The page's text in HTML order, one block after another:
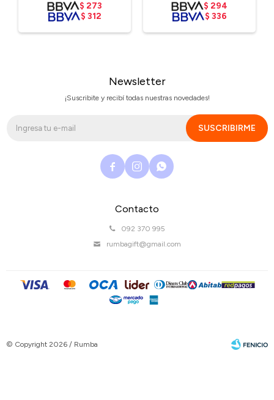
$ 273
$ 312
$ 294
$ 336
Contacto
092 370 995
rumbagift@gmail.com
Newsletter
¡Suscribite y recibí todas nuestras novedades!
SUSCRIBIRME
  
© Copyright 2026 / Rumba